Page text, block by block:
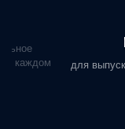
в каждом
для